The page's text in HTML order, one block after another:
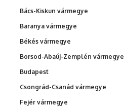
Bács-Kiskun vármegye
Baranya vármegye
Békés vármegye
Borsod-Abaúj-Zemplén vármegye
Budapest
Csongrád-Csanád vármegye
Fejér vármegye